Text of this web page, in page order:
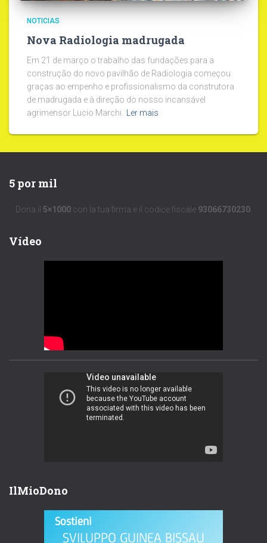
NOTICIAS
Nova Radiologia madrugada
Em 21 de março o trabalho das fundações para a
construção do novo pavilhão de Radiologia começou
graças ao empenho e profissionalismo da construtora
de madrugada e à direção do nosso incansável
agrimensor Lucio Marchi.
Ler mais
5 por mil
Dona il 5×1000con la tua firma e il codice fiscale 93066730230.
Vídeo
IlMioDono
Sostieni
SVILUPPO GUINEA BISSAU